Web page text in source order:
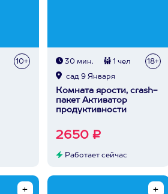
10+ 30 мин. 1 чел 18+
сад 9 Января
Комната ярости, crash-
пакет Активатор
продуктивности
2650 ₽
Работает сейчас